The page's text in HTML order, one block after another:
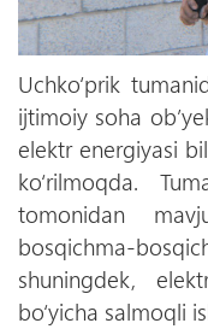
Uchko‘prik
ijtimoiy soha
elektr energiyasi
ko‘rilmoqda.
tomonidan
bosqichma-
shuningdek,
bo‘yicha salmoqli